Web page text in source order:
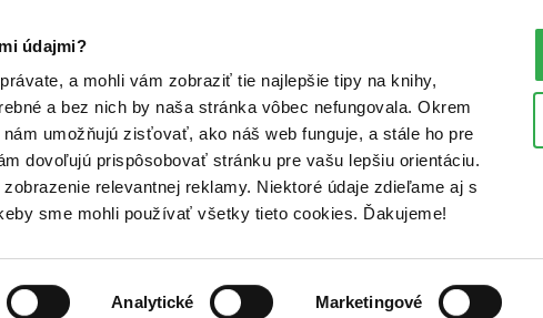
údajmi?
a mohli vám zobraziť tie najlepšie tipy na knihy,
a bez nich by naša stránka vôbec nefungovala. Okrem
umožňujú zisťovať, ako náš web funguje, a stále ho pre
dovoľujú prispôsobovať stránku pre vašu lepšiu orientáciu.
relevantnej reklamy. Niektoré údaje zdieľame aj s
sme mohli používať všetky tieto cookies. Ďakujeme!
Analytické Marketingové